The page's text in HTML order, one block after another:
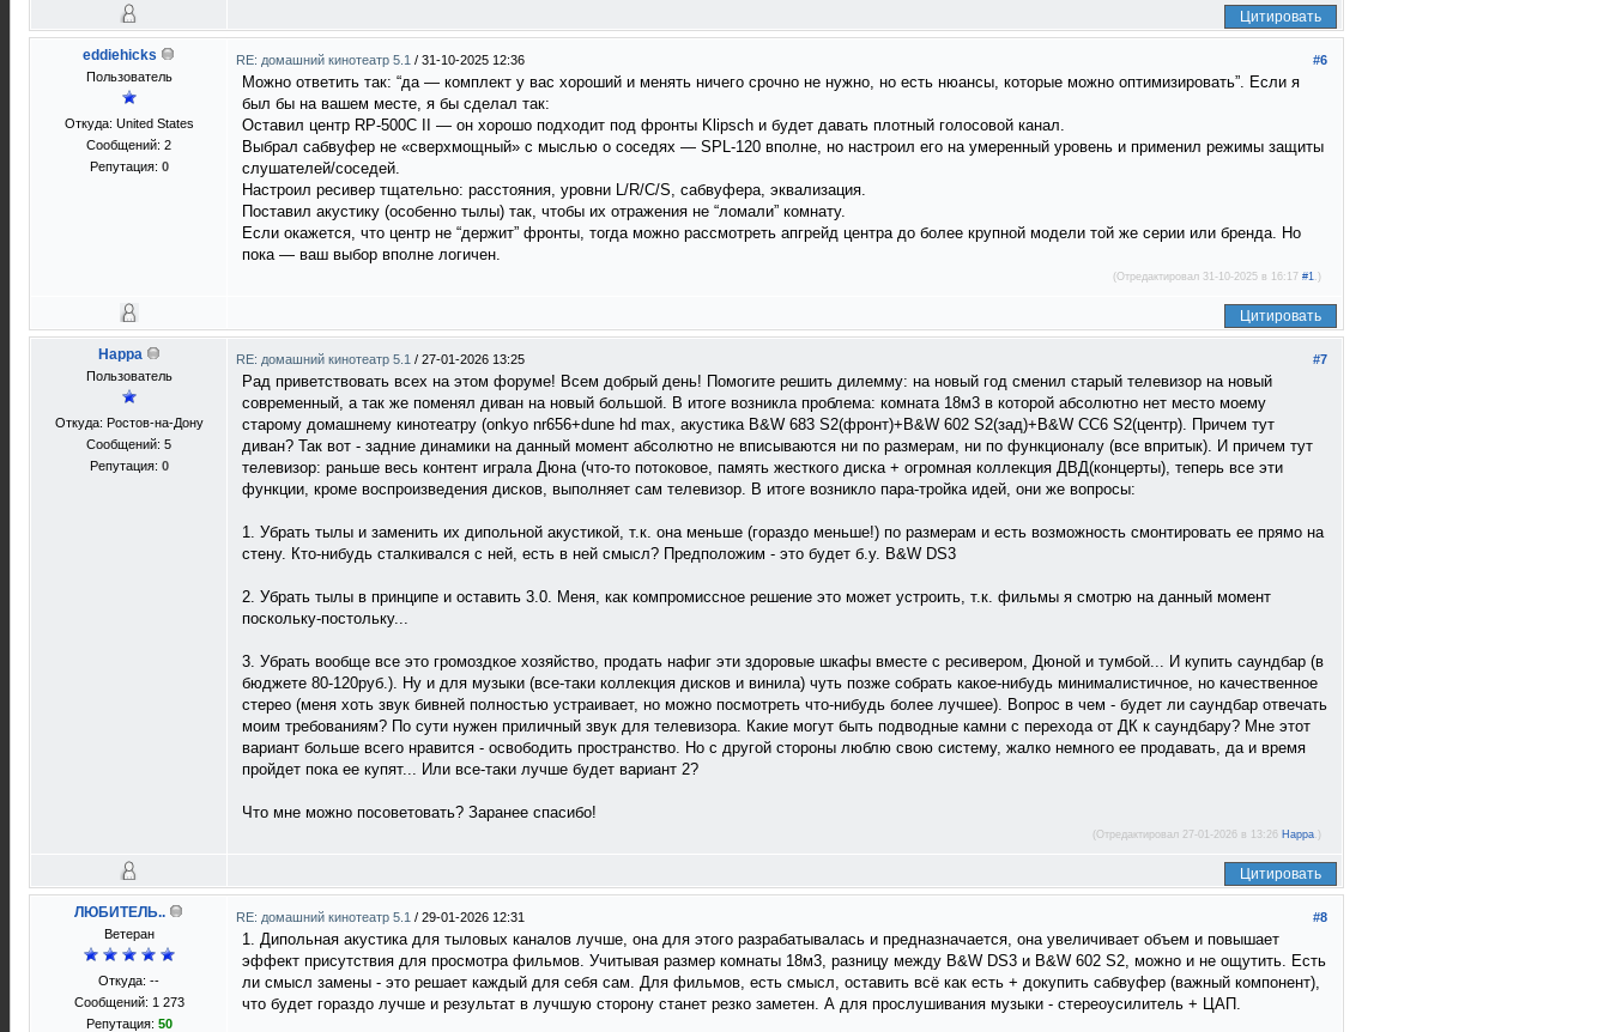
Цитировать
eddiehicks
Пользователь
Откуда: United States
Сообщений: 2
Репутация: 0
#6
RE: домашний кинотеатр 5.1 / 31-10-2025 12:36
Можно ответить так: “да — комплект у вас хороший и менять ничего срочно не нужно, но есть нюансы, которые можно оптимизировать”. Если я
был бы на вашем месте, я бы сделал так:
Оставил центр RP-500C II — он хорошо подходит под фронты Klipsch и будет давать плотный голосовой канал.
Выбрал сабвуфер не «сверхмощный» с мыслью о соседях — SPL-120 вполне, но настроил его на умеренный уровень и применил режимы защиты
слушателей/соседей.
Настроил ресивер тщательно: расстояния, уровни L/R/C/S, сабвуфера, эквализация.
Поставил акустику (особенно тылы) так, чтобы их отражения не “ломали” комнату.
Если окажется, что центр не “держит” фронты, тогда можно рассмотреть апгрейд центра до более крупной модели той же серии или бренда. Но
пока — ваш выбор вполне логичен.
(Отредактировал 31-10-2025 в 16:17 #1.)
Цитировать
Happa
Пользователь
Откуда: Ростов-на-Дону
Сообщений: 5
Репутация: 0
#7
RE: домашний кинотеатр 5.1 / 27-01-2026 13:25
Рад приветствовать всех на этом форуме! Всем добрый день! Помогите решить дилемму: на новый год сменил старый телевизор на новый
современный, а так же поменял диван на новый большой. В итоге возникла проблема: комната 18м3 в которой абсолютно нет место моему
старому домашнему кинотеатру (onkyo nr656+dune hd max, акустика B&W 683 S2(фронт)+B&W 602 S2(зад)+B&W CC6 S2(центр). Причем тут
диван? Так вот - задние динамики на данный момент абсолютно не вписываются ни по размерам, ни по функционалу (все впритык). И причем тут
телевизор: раньше весь контент играла Дюна (что-то потоковое, память жесткого диска + огромная коллекция ДВД(концерты), теперь все эти
функции, кроме воспроизведения дисков, выполняет сам телевизор. В итоге возникло пара-тройка идей, они же вопросы:
1. Убрать тылы и заменить их дипольной акустикой, т.к. она меньше (гораздо меньше!) по размерам и есть возможность смонтировать ее прямо на
стену. Кто-нибудь сталкивался с ней, есть в ней смысл? Предположим - это будет б.у. B&W DS3
2. Убрать тылы в принципе и оставить 3.0. Меня, как компромиссное решение это может устроить, т.к. фильмы я смотрю на данный момент
поскольку-постольку...
3. Убрать вообще все это громоздкое хозяйство, продать нафиг эти здоровые шкафы вместе с ресивером, Дюной и тумбой... И купить саундбар (в
бюджете 80-120руб.). Ну и для музыки (все-таки коллекция дисков и винила) чуть позже собрать какое-нибудь минималистичное, но качественное
стерео (меня хоть звук бивней полностью устраивает, но можно посмотреть что-нибудь более лучшее). Вопрос в чем - будет ли саундбар отвечать
моим требованиям? По сути нужен приличный звук для телевизора. Какие могут быть подводные камни с перехода от ДК к саундбару? Мне этот
вариант больше всего нравится - освободить пространство. Но с другой стороны люблю свою систему, жалко немного ее продавать, да и время
пройдет пока ее купят... Или все-таки лучше будет вариант 2?
Что мне можно посоветовать? Заранее спасибо!
(Отредактировал 27-01-2026 в 13:26 Happa.)
Цитировать
ЛЮБИТЕЛЬ..
Ветеран
Откуда: --
Сообщений: 1 273
Репутация: 50
#8
RE: домашний кинотеатр 5.1 / 29-01-2026 12:31
1. Дипольная акустика для тыловых каналов лучше, она для этого разрабатывалась и предназначается, она увеличивает объем и повышает
эффект присутствия для просмотра фильмов. Учитывая размер комнаты 18м3, разницу между B&W DS3 и B&W 602 S2, можно и не ощутить. Есть
ли смысл замены - это решает каждый для себя сам. Для фильмов, есть смысл, оставить всё как есть + докупить сабвуфер (важный компонент),
что будет гораздо лучше и результат в лучшую сторону станет резко заметен. А для прослушивания музыки - стереоусилитель + ЦАП.